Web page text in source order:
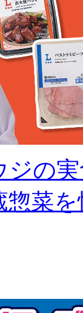
ジの
惣菜